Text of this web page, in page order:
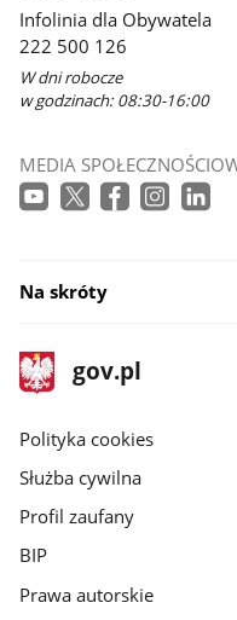
Infolinia dla Obywatela
222 500 126
W dni robocze
w godzinach: 08:30-16:00
MEDIA
Na skróty
stopka
gov.pl
Strona
gov.pl
gov.pl
Polityka cookies
Służba cywilna
Profil zaufany
BIP
Prawa autorskie